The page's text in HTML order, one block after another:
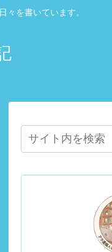
々を書いています。